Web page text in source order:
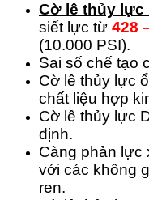
Cờ lê thủy lực
siết lực từ 428
(10.000 PSI).
Sai số chế tạo
Cờ lê thủy lực
chất liệu hợp
Cờ lê thủy lực
định.
Càng phản lực
với các không
ren.